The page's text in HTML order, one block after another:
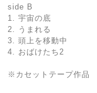
side B
1. 宇宙の底
2. うまれる
3. 頭上を移動中
4. おばけたち2
※カセットテープ作品